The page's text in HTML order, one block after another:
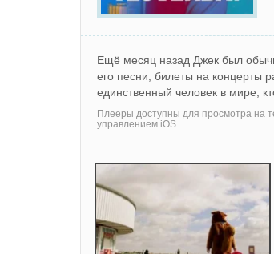
Ещё месяц назад Джек был
его песни, билеты на концерты
единственный человек в мире,
Плееры доступны для просмотра на
управлением iOS.